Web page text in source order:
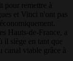
pour remettre à
et Vinci n'ont pas
Hauts-de-France, a
il siège en tant que
canal viable grâce à